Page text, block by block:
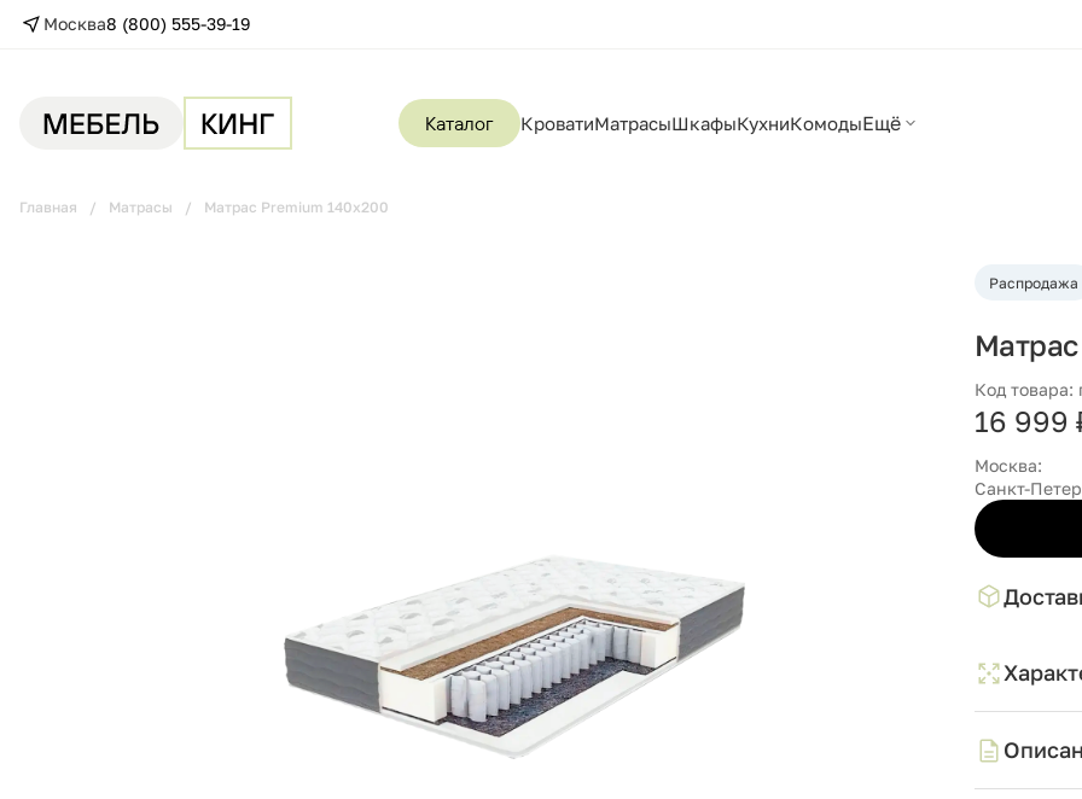
Москва8 (800) 555-39-19
Каталог КроватиМатрасыШкафыКухниКомодыЕщё
Главная Матрасы Матрас Premium 140х200
Распродажа
Код товара:
16 999
Москва:
Санкт-